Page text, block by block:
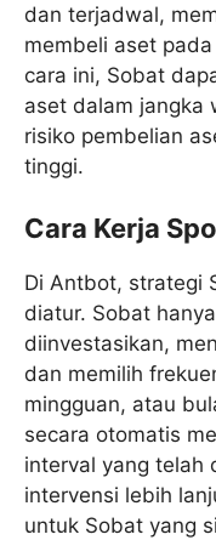
dan terjadwal,
membeli aset
cara ini, Sobat
aset dalam jangka
risiko pembelian
tinggi.
Cara Kerja
Di Antbot, strategi
diatur. Sobat
diinvestasikan,
dan memilih
mingguan, atau
secara otomatis
interval yang telah
intervensi lebih
untuk Sobat yang